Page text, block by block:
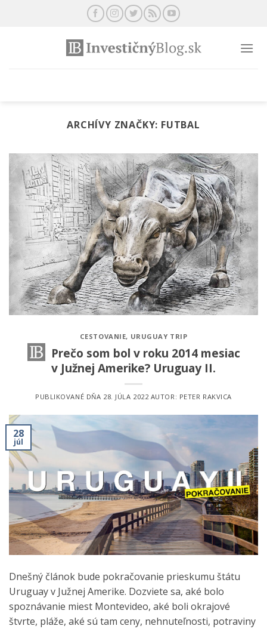
ARCHÍVY ZNAČKY: FUTBAL
CESTOVANIE, URUGUAY TRIP
Prečo som bol v roku 2014 mesiac
v Južnej Amerike? Uruguay II.
PUBLIKOVANÉ DŇA 28. JÚLA 2022 AUTOR: PETER RAKVICA
28
júl
Dnešný článok bude pokračovanie prieskumu štátu
Uruguay v Južnej Amerike. Dozviete sa, aké bolo
spoznávanie miest Montevideo, aké boli okrajové
štvrte, pláže, aké sú tam ceny, nehnuteľnosti, potraviny